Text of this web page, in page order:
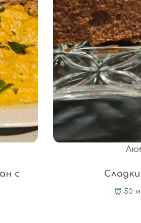
с
50